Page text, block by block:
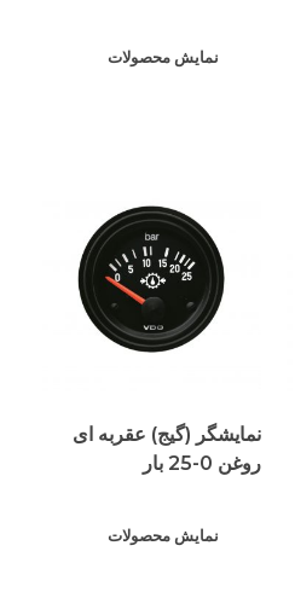
نمایش محصولات
نمایشگر (گیج) عقربه ای
روغن 0-25 بار
نمایش محصولات